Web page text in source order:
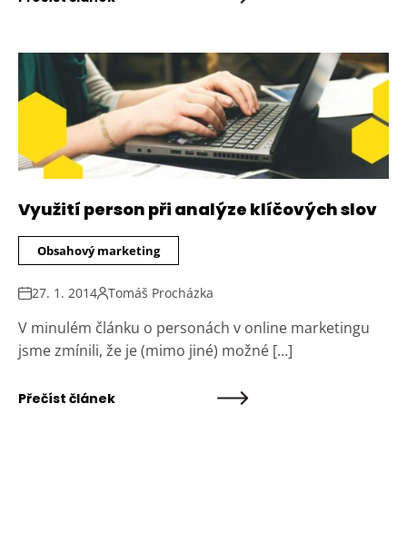
Využití person při analýze klíčových slov
Obsahový marketing
27. 1. 2014 Tomáš Procházka
V minulém článku o personách v online marketingu
jsme zmínili, že je (mimo jiné) možné […]
Přečíst článek